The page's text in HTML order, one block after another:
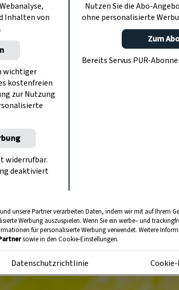
Inhalten von
wichtiger
kostenfreien
zur Nutzung
widerrufbar.
deaktiviert
Nutzen Sie die Abo-
ohne personalisierte
Zum
Bereits Servus PUR-
unsere Partner verarbeiten Daten, indem wir mit auf Ihrem
Werbung auszuspielen. Wenn Sie ein werbe– und
für personalisierte Werbung verwendet. Weitere
sowie in den Cookie-Einstellungen.
Datenschutzrichtlinie